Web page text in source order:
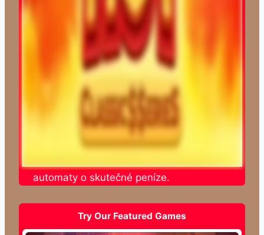
automaty o skutečné peníze.
Try Our Featured Games